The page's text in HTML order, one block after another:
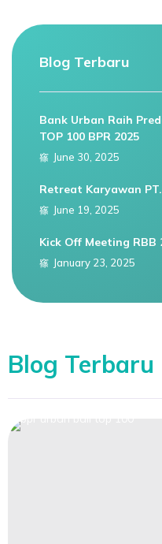
Blog Terbaru
Bank Urban Raih
TOP 100 BPR 2025
June 30, 2025
Retreat Karyawan
June 19, 2025
Kick Off Meeting RBB
January 23, 2025
Blog Terbaru